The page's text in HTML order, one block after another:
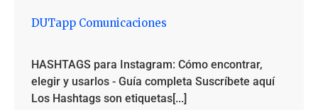
DUTapp Comunicaciones
HASHTAGS para Instagram: Cómo encontrar,
elegir y usarlos - Guía completa Suscríbete aquí
Los Hashtags son etiquetas[...]